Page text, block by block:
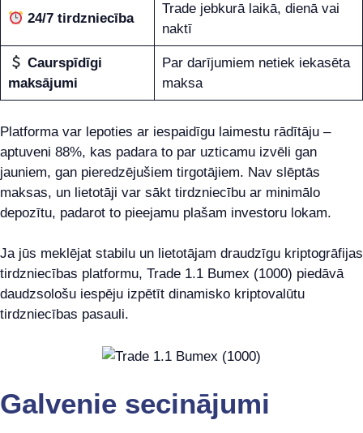
24/7 tirdzniecība
Trade jebkurā laikā, dienā vai
naktī
Caurspīdīgi
maksājumi
Par darījumiem netiek iekasēta
maksa
Platforma var lepoties ar iespaidīgu laimestu rādītāju –
aptuveni 88%, kas padara to par uzticamu izvēli gan
jauniem, gan pieredzējušiem tirgotājiem. Nav slēptās
maksas, un lietotāji var sākt tirdzniecību ar minimālo
depozītu, padarot to pieejamu plašam investoru lokam.
Ja jūs meklējat stabilu un lietotājam draudzīgu kriptogrāfijas
tirdzniecības platformu, Trade 1.1 Bumex (1000) piedāvā
daudzsološu iespēju izpētīt dinamisko kriptovalūtu
tirdzniecības pasauli.
Galvenie secinājumi